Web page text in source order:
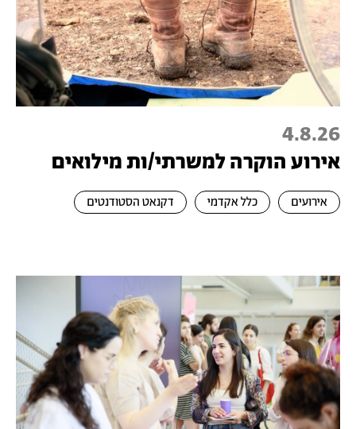
4.8.26
אירוע הוקרה למשרתי/ות מילואים
אירועים כלל אקדמי דקנאט הסטודנטים